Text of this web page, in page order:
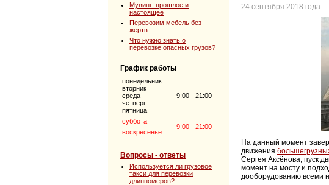
Мувинг: прошлое и
настоящее
Перевозим мебель без
жертв
Что нужно знать о
перевозке опасных грузов?
График работы
понедельник
вторник
среда
четверг
пятница
9:00 - 21:00
суббота
9:00 - 21:00
воскресенье
Вопросы - ответы
Используется ли грузовое
такси для перевозки
длинномеров?
24 сентября 2018 года
На данный момент
движения
Сергея Аксёнова, пуск
момент на мосту и
дооборудованию всеми